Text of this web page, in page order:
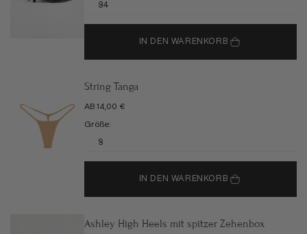
34
IN DEN WARENKORB
String Tanga
ANGEBOT
AB 14,00 €
Größe:
S
IN DEN WARENKORB
Ashley High Heels mit spitzer Zehenbox